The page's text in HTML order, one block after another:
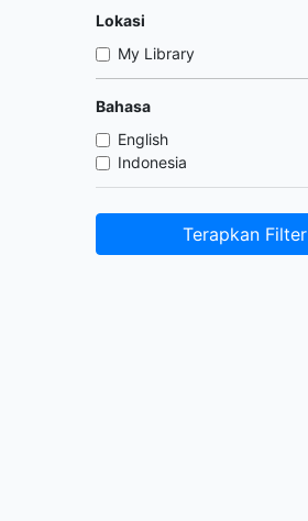
Lokasi
My Library
Bahasa
English
Indonesia
Terapkan Filter